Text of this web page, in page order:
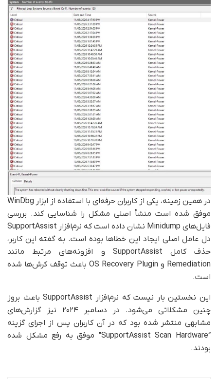
در همین زمینه، یکی از کاربران حرفه‌ای با استفاده از ابزار WinDbg
موفق شده است منشأ اصلی مشکل را شناسایی کند. بررسی
فایل‌های Minidump نشان داده است که نرم‌افزار SupportAssist
دل عامل اصلی ایجاد این خطاها بوده است. به گفته این کاربر،
حذف کامل SupportAssist و افزونه‌های مرتبط مانند
Remediation و OS Recovery Plugin باعث توقف کرش‌ها شده
است.
این نخستین بار نیست که نرم‌افزار SupportAssist باعث بروز
چنین مشکلاتی می‌شود. در دسامبر ۲۰۲۴ نیز گزارش‌های
مشابهی منتشر شده بود که در آن کاربران پس از اجرای گزینه
“SupportAssist Scan Hardware” موفق به رفع مشکل شده
بودند.